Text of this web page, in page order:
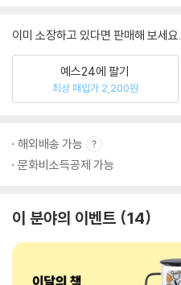
이미 소장하고 있다면 판매해 보세요.
예스24에 팔기
최상 매입가 2,200원
해외배송 가능
문화비소득공제 가능
이 분야의 이벤트 14